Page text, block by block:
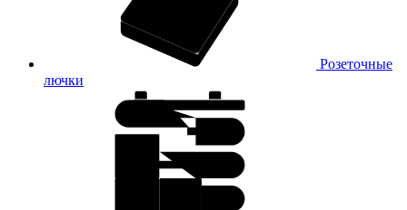
Розеточные
лючки